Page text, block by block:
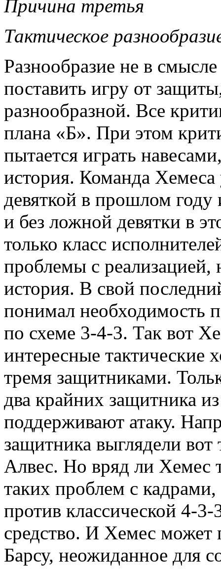
Причина третья
Тактическое
Разнообразие не в
поставить игру от
разнообразной. Все
плана «Б». При этом
пытается играть
история. Команда
девяткой в прошлом году
и без ложной девятки в
только класс
проблемы с реализацией,
история. В свой
понимал необходимость
по схеме 3-4-3. Так вот
интересные тактические
тремя защитниками.
два крайних защитника
поддерживают атаку.
защитника выглядели
Алвес. Но вряд ли Хемес
таких проблем с
против классической 4-
средство. И Хемес может
Барсу, неожиданное для